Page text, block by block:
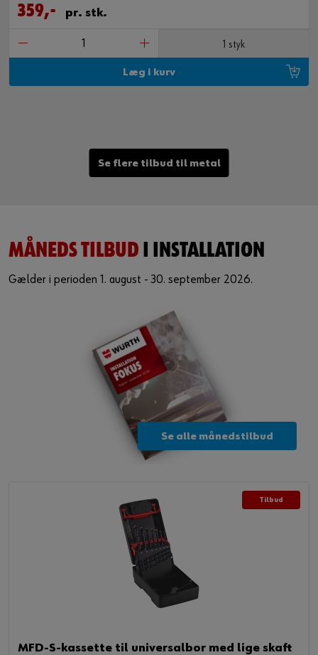
359,- pr. stk.
1 styk
Læg i kurv
Se flere tilbud til metal
MÅNEDS TILBUD I INSTALLATION
Gælder i perioden 1. august - 30. september 2026.
Se alle månedstilbud
Tilbud
MFD-S-kassette til universalbor med lige skaft